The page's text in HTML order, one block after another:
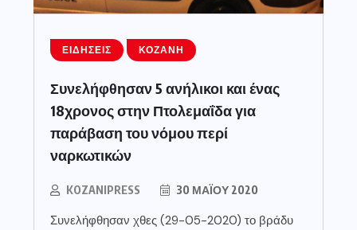
ΕΙΔΉΣΕΙΣ ΚΟΖΆΝΗ
Συνελήφθησαν 5 ανήλικοι και ένας
18χρονος στην Πτολεμαΐδα για
παράβαση του νόμου περί
ναρκωτικών
KOZANIPRESS 30 ΜΑΪ́ΟΥ 2020
Συνελήφθησαν χθες (29-05-2020) το βράδυ